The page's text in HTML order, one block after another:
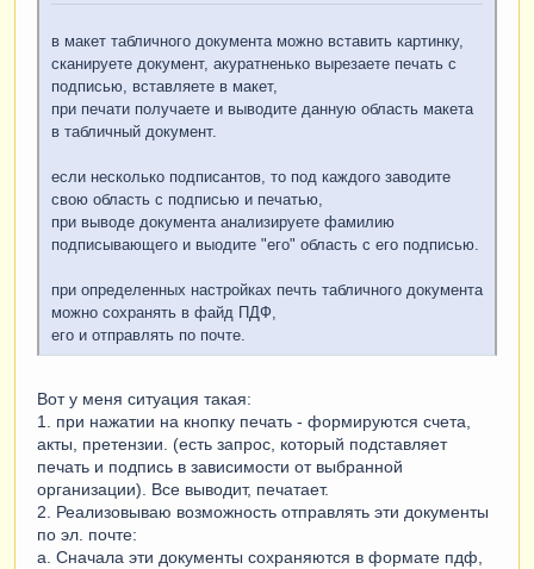
в макет табличного документа можно вставить картинку,
сканируете документ, акуратненько вырезаете печать с
подписью, вставляете в макет,
при печати получаете и выводите данную область макета
в табличный документ.
если несколько подписантов, то под каждого заводите
свою область с подписью и печатью,
при выводе документа анализируете фамилию
подписывающего и выодите "его" область с его подписью.
при определенных настройках печть табличного документа
можно сохранять в файд ПДФ,
его и отправлять по почте.
Вот у меня ситуация такая:
1. при нажатии на кнопку печать - формируются счета,
акты, претензии. (есть запрос, который подставляет
печать и подпись в зависимости от выбранной
организации). Все выводит, печатает.
2. Реализовываю возможность отправлять эти документы
по эл. почте:
а. Сначала эти документы сохраняются в формате пдф,